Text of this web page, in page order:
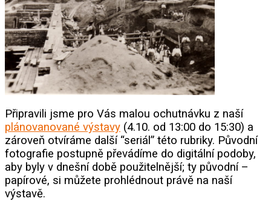
Připravili jsme pro Vás malou ochutnávku z naší
plánovanované výstavy (4.10. od 13:00 do 15:30) a
zároveň otvíráme další “seriál” této rubriky. Původní
fotografie postupně převádíme do digitální podoby,
aby byly v dnešní době použitelnější; ty původní –
papírové, si můžete prohlédnout právě na naší
výstavě.